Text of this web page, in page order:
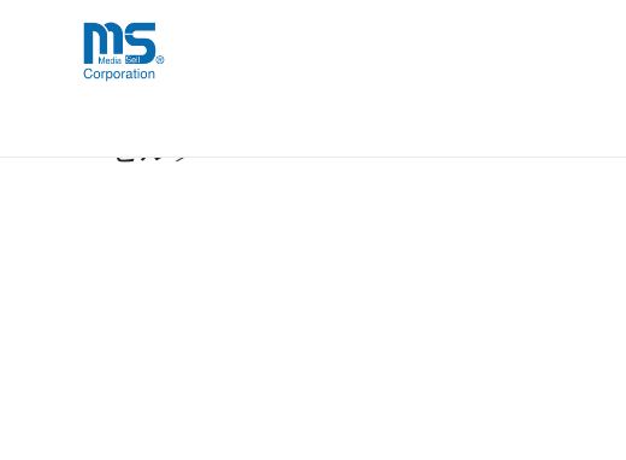
海外事業部が取り揃えている海外輸入商品には